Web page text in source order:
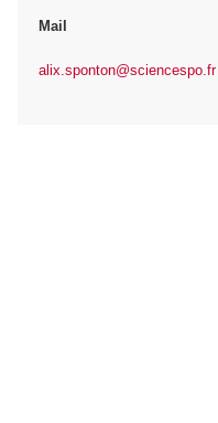
Mail
alix.sponton@sciencespo.fr